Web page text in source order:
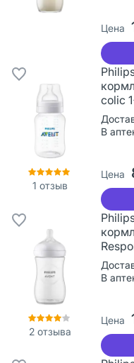
Цена
1 отзыв
colic
В
Цена
2 отзыва
В
Цена